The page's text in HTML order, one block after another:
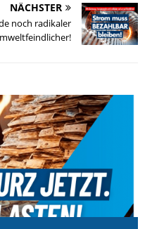
NÄCHSTER
noch radikaler